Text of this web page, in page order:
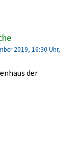
2019, 16:30 Uhr,
der